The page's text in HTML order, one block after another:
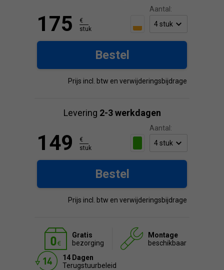
Aantal:
175
€
stuk
Bestel
Prijs incl. btw en verwijderingsbijdrage
Levering 2-3 werkdagen
Aantal:
149
€
stuk
Bestel
Prijs incl. btw en verwijderingsbijdrage
Gratis
bezorging
Montage
beschikbaar
14 Dagen
Terugstuurbeleid